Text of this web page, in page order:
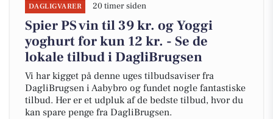
DAGLIGVARER 20 timer siden
Spier PS vin til 39 kr. og Yoggi
yoghurt for kun 12 kr. - Se de
lokale tilbud i DagliBrugsen
Vi har kigget på denne uges tilbudsaviser fra
DagliBrugsen i Aabybro og fundet nogle fantastiske
tilbud. Her er et udpluk af de bedste tilbud, hvor du
kan spare penge fra DagliBrugsen.